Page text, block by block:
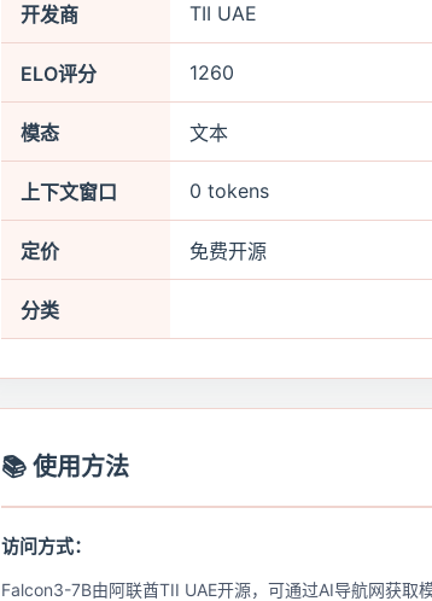
开发商 TII UAE
ELO评分 1260
模态 文本
上下文窗口 0 tokens
定价 免费开源
分类
📚 使用方法
访问方式：
Falcon3-7B由阿联酋TII UAE开源，可通过AI导航网获取